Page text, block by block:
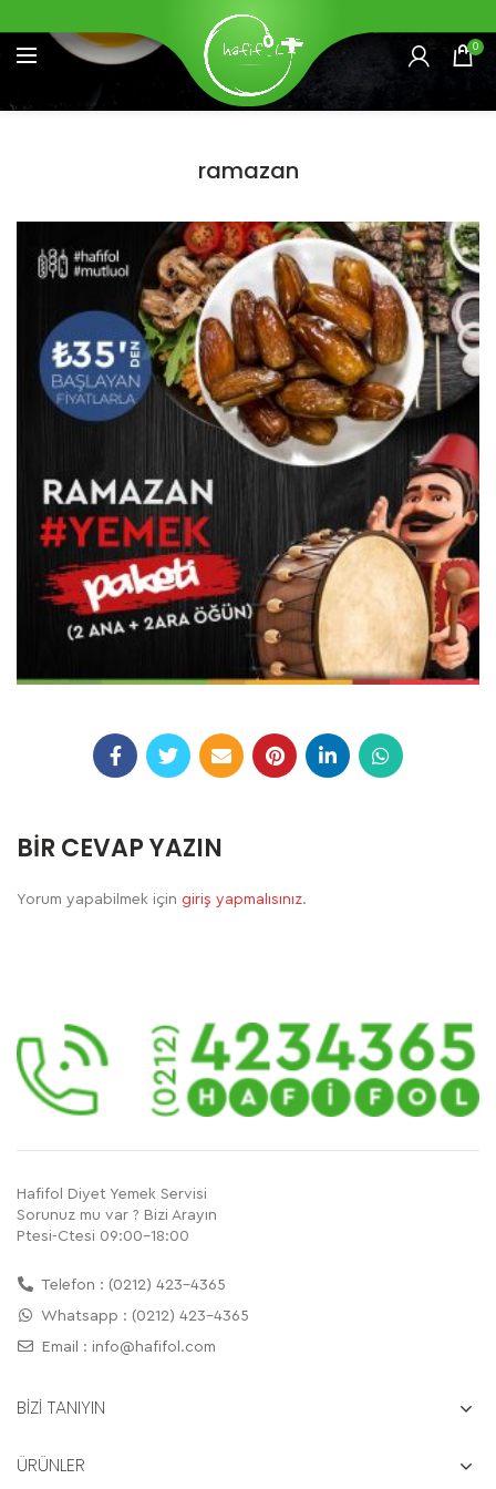
0
ramazan
BIR CEVAP YAZIN
Yorum yapabilmek için giriş yapmalısınız.
Hafifol Diyet Yemek Servisi
Sorunuz mu var ? Bizi Arayın
Ptesi-Ctesi 09:00-18:00
Telefon : (0212) 423-4365
Whatsapp : (0212) 423-4365
Email : info@hafifol.com
BİZİ TANIYIN
ÜRÜNLER